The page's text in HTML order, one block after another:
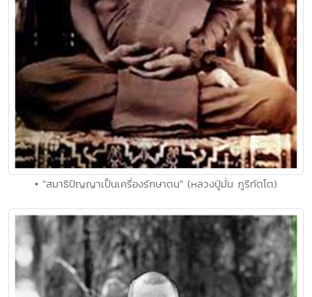
• "สมาธิปัญญาเป็นเครื่องรักษาตน" (หลวงปู่มั่น ภูริทัตโต)